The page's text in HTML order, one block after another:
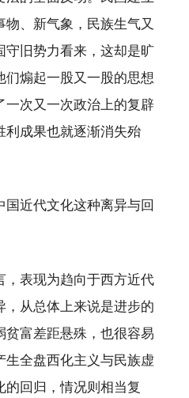
、新气象，民族生气又
守旧势力看来，这却是旷
煽起一股又一股的思想
一次又一次政治上的复辟
利成果也就逐渐消失殆
近代文化这种离异与回
，表现为趋向于西方近代
从总体上来说是进步的
贫富差距悬殊，也很容易
生全盘西化主义与民族虚
回归，情况则相当复